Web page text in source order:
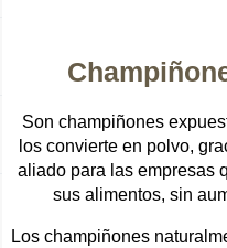
Son champiñones
los convierte en polvo,
aliado para las empresas
sus alimentos, sin
Los champiñones